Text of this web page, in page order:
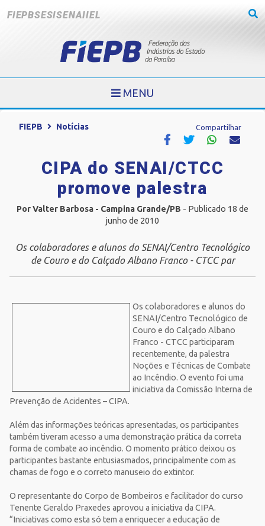
FIEPBSESISENAIIEL
MENU
FIEPB Notícias Compartilhar
CIPA do SENAI/CTCC
promove palestra
Por Valter Barbosa - Campina Grande/PB - Publicado 18 de
junho de 2010
Os colaboradores e alunos do SENAI/Centro Tecnológico
de Couro e do Calçado Albano Franco - CTCC par
Os colaboradores e alunos do
SENAI/Centro Tecnológico de
Couro e do Calçado Albano
Franco - CTCC participaram
recentemente, da palestra
Noções e Técnicas de Combate
ao Incêndio. O evento foi uma
iniciativa da Comissão Interna de
Prevenção de Acidentes – CIPA.
Além das informações teóricas apresentadas, os participantes
também tiveram acesso a uma demonstração prática da correta
forma de combate ao incêndio. O momento prático deixou os
participantes bastante entusiasmados, principalmente com as
chamas de fogo e o correto manuseio do extintor.
O representante do Corpo de Bombeiros e facilitador do curso
Tenente Geraldo Praxedes aprovou a iniciativa da CIPA.
“Iniciativas como esta só tem a enriquecer a educação de